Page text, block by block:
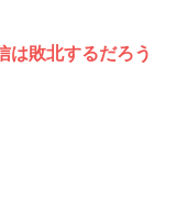
は敗北するだろう